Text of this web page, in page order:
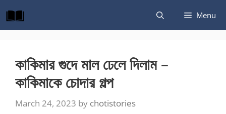
to
content
Menu
কাকিমার গুদে মাল ঢেলে দিলাম –
কাকিমাকে চোদার গল্প
March 24, 2023 by chotistories